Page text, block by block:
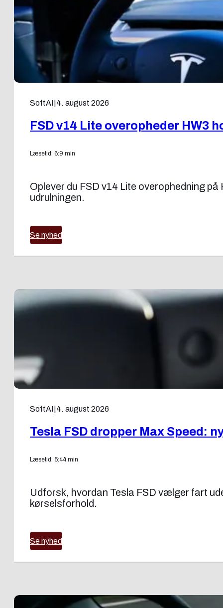
SoftAI 4. august 2026
FSD v14 Lite overopheder HW3
Læsetid: 6:9 min
Oplever du FSD v14 Lite overophedning
udrulningen.
Se nyhed
SoftAI 4. august 2026
Tesla FSD dropper Max Speed:
Læsetid: 5:44 min
Udforsk, hvordan Tesla FSD vælger fart
kørselsforhold.
Se nyhed